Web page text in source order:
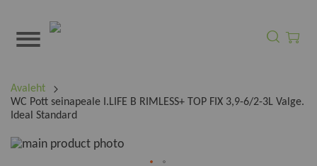
Minu
Otsi
Avaleht
WC Pott seinapeale I.LIFE B RIMLESS+ TOP FIX 3,9-6/2-3L Valge.
Ideal Standard
Skip